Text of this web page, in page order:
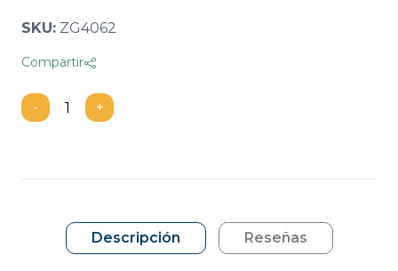
SKU: ZG4062
Compartir
- +
Descripción Reseñas